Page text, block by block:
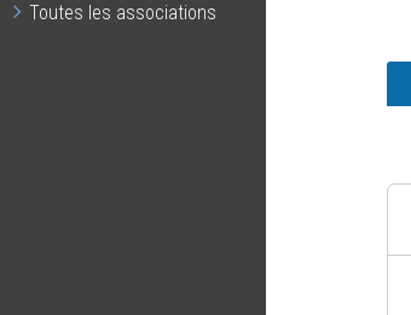
Toutes les associations